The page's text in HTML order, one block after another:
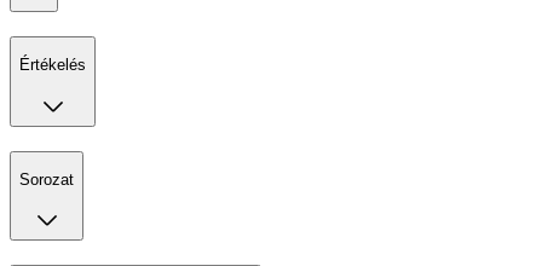
Értékelés
Sorozat